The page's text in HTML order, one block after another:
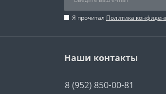
Я прочитал Политика
Наши контакты
8 (952) 850-00-81